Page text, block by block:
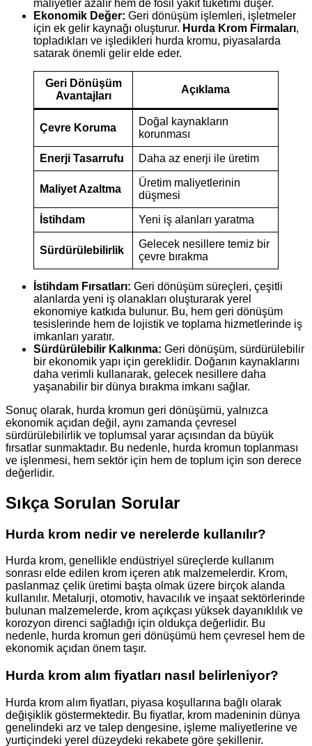
maliyetler azalır hem de fosil yakıt tüketimi düşer.
Ekonomik Değer: Geri dönüşüm işlemleri, işletmeler
için ek gelir kaynağı oluşturur. Hurda Krom Firmaları,
topladıkları ve işledikleri hurda kromu, piyasalarda
satarak önemli gelir elde eder.
Geri Dönüşüm
Avantajları
Açıklama
Çevre Koruma
Doğal kaynakların
korunması
Enerji Tasarrufu Daha az enerji ile üretim
Maliyet Azaltma
Üretim maliyetlerinin
düşmesi
İstihdam Yeni iş alanları yaratma
Sürdürülebilirlik
Gelecek nesillere temiz bir
çevre bırakma
İstihdam Fırsatları: Geri dönüşüm süreçleri, çeşitli
alanlarda yeni iş olanakları oluşturarak yerel
ekonomiye katkıda bulunur. Bu, hem geri dönüşüm
tesislerinde hem de lojistik ve toplama hizmetlerinde iş
imkanları yaratır.
Sürdürülebilir Kalkınma: Geri dönüşüm, sürdürülebilir
bir ekonomik yapı için gereklidir. Doğanın kaynaklarını
daha verimli kullanarak, gelecek nesillere daha
yaşanabilir bir dünya bırakma imkanı sağlar.
Sonuç olarak, hurda kromun geri dönüşümü, yalnızca
ekonomik açıdan değil, aynı zamanda çevresel
sürdürülebilirlik ve toplumsal yarar açısından da büyük
fırsatlar sunmaktadır. Bu nedenle, hurda kromun toplanması
ve işlenmesi, hem sektör için hem de toplum için son derece
değerlidir.
Sıkça Sorulan Sorular
Hurda krom nedir ve nerelerde kullanılır?
Hurda krom, genellikle endüstriyel süreçlerde kullanım
sonrası elde edilen krom içeren atık malzemelerdir. Krom,
paslanmaz çelik üretimi başta olmak üzere birçok alanda
kullanılır. Metalurji, otomotiv, havacılık ve inşaat sektörlerinde
bulunan malzemelerde, krom açıkçası yüksek dayanıklılık ve
korozyon direnci sağladığı için oldukça değerlidir. Bu
nedenle, hurda kromun geri dönüşümü hem çevresel hem de
ekonomik açıdan önem taşır.
Hurda krom alım fiyatları nasıl belirleniyor?
Hurda krom alım fiyatları, piyasa koşullarına bağlı olarak
değişiklik göstermektedir. Bu fiyatlar, krom madeninin dünya
genelindeki arz ve talep dengesine, işleme maliyetlerine ve
yurtiçindeki yerel düzeydeki rekabete göre şekillenir.